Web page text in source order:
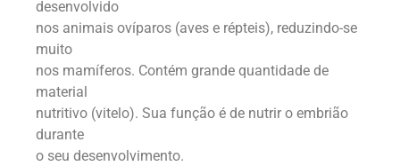
desenvolvido
nos animais ovíparos (aves e répteis), reduzindo-se
muito
nos mamíferos. Contém grande quantidade de
material
nutritivo (vitelo). Sua função é de nutrir o embrião
durante
o seu desenvolvimento.